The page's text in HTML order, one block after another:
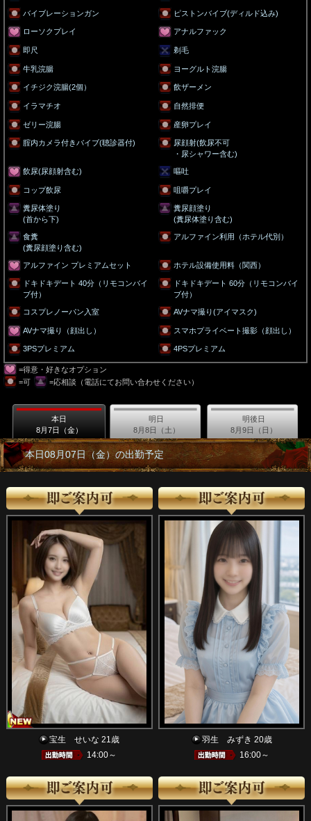
バイブレーションガン ピストンバイブ(ディルド込み)
ローソクプレイ アナルファック
即尺 剃毛
牛乳浣腸 ヨーグルト浣腸
イチジク浣腸(2個） 飲ザーメン
イラマチオ 自然排便
ゼリー浣腸 産卵プレイ
腟内カメラ付きバイブ(聴診器付)
尿顔射(飲尿不可
・尿シャワー含む)
飲尿(尿顔射含む) 嘔吐
コップ飲尿 咀嚼プレイ
糞尿体塗り
(首から下)
糞尿顔塗り
(糞尿体塗り含む)
食糞
(糞尿顔塗り含む)
アルファイン利用（ホテル代別）
アルファイン プレミアムセット ホテル設備使用料（関西）
ドキドキデート 40分（リモコンバイ
ブ付）
ドキドキデート 60分（リモコンバイ
ブ付）
コスプレノーパン入室 AVナマ撮り(アイマスク)
AVナマ撮り（顔出し） スマホプライベート撮影（顔出し）
3PSプレミアム 4PSプレミアム
=得意・好きなオプション
=可
=応相談（電話にてお問い合わせください）
本日
8月7日（金）
明日
8月8日（土）
明後日
8月9日（日）
本日08月07日（金）の出勤予定
宝生 せいな 21歳
14:00～
羽生 みずき 20歳
16:00～